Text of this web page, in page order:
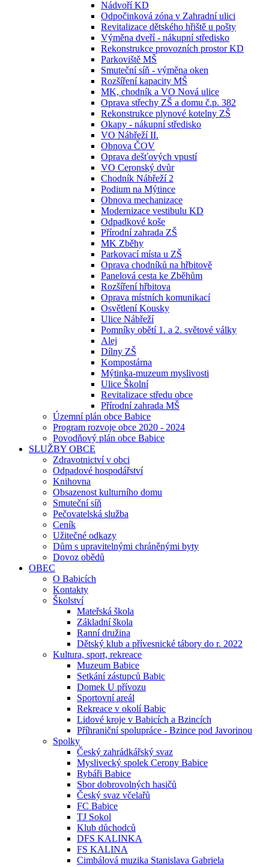
Nádvoří KD
Odpočinková zóna v Zahradní ulici
Revitalizace dětského hřiště u pošty
Výměna dveří - nákupní středisko
Rekonstrukce provozních prostor KD
Parkoviště MŠ
Smuteční síň - výměna oken
Rozšíření kapacity MŠ
MK, chodník a VO Nová ulice
Oprava střechy ZŠ a domu č.p. 382
Rekonstrukce plynové kotelny ZŠ
Okapy - nákupní středisko
VO Nábřeží II.
Obnova ČOV
Oprava dešťových vpustí
VO Ceronský dvůr
Chodník Nábřeží 2
Podium na Mýtince
Obnova mechanizace
Modernizace vestibulu KD
Odpadkové koše
Přírodní zahrada ZŠ
MK Zběhy
Parkovací místa u ZŠ
Oprava chodníků na hřbitově
Panelová cesta ke Zběhům
Rozšíření hřbitova
Oprava místních komunikací
Osvětlení Kousky
Ulice Nábřeží
Pomníky obětí 1. a 2. světové války
Alej
Dílny ZŠ
Kompostárna
Mýtinka-muzeum myslivosti
Ulice Školní
Revitalizace středu obce
Přírodní zahrada MŠ
Územní plán obce Babice
Program rozvoje obce 2020 - 2024
Povodňový plán obce Babice
SLUŽBY OBCE
Zdravotnictví v obci
Odpadové hospodářství
Knihovna
Obsazenost kulturního domu
Smuteční síň
Pečovatelská služba
Ceník
Užitečné odkazy
Dům s upravitelnými chráněnými byty
Dovoz obědů
OBEC
O Babicích
Kontakty
Školství
Mateřská škola
Základní škola
Ranní družina
Dětský klub a přívesnické tábory do r. 2022
Kultura, sport, rekreace
Muzeum Babice
Setkání zástupců Babic
Domek U přívozu
Sportovní areál
Rekreace v okolí Babic
Lidové kroje v Babicích a Bzincích
Příhraniční spolupráce - Bzince pod Javorinou
Spolky
Český zahrádkářský svaz
Myslivecký spolek Cerony Babice
Rybáři Babice
Sbor dobrovolných hasičů
Český svaz včelařů
FC Babice
TJ Sokol
Klub důchodců
DFS KALINKA
FS KALINA
Cimbálová muzika Stanislava Gabriela